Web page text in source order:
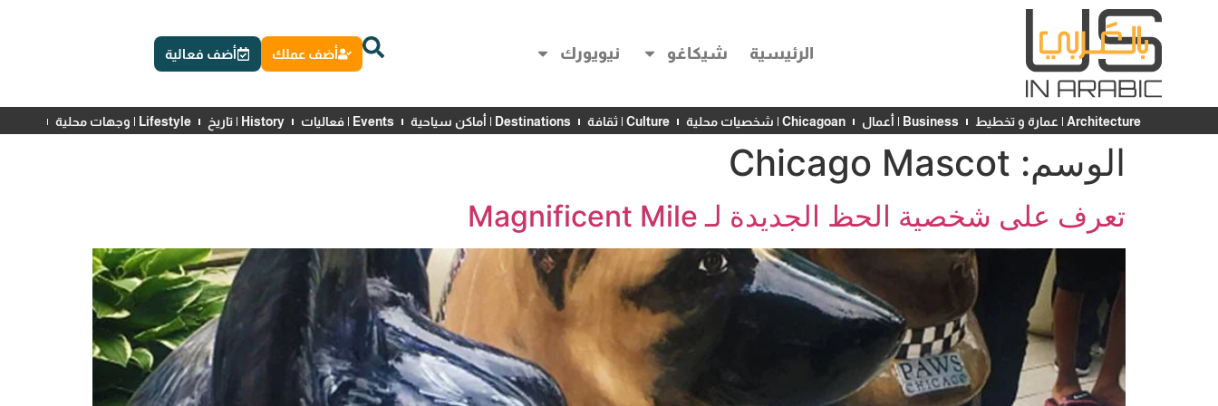
الرئيسية شيكاغو نيويورك أضف عملك أضف فعالية
Architecture | عمارة و تخطيط Business | أعمال Chicagoan | شخصيات محلية Culture | ثقافة Destinations | أماكن سياحية Events | فعاليات History | تاريخ Lifestyle | وجهات محلية
الوسم: Chicago Mascot
تعرف على شخصية الحظ الجديدة لـ Magnificent Mile